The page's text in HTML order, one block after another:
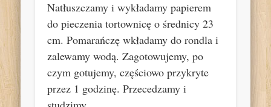
Natłuszczamy i wykładamy papierem
do pieczenia tortownicę o średnicy 23
cm. Pomarańczę wkładamy do rondla i
zalewamy wodą. Zagotowujemy, po
czym gotujemy, częściowo przykryte
przez 1 godzinę. Przecedzamy i